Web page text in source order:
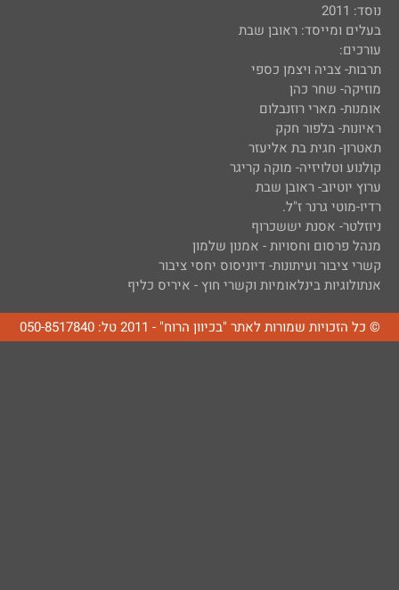
נוסד: 2011
בעלים ומייסד: ראובן שבת
עורכים:
תרבות- צביה ויצמן כספי
מוזיקה- שחר כהן
אומנות- מארי רוזנבלום
ראיונות- בלפור חקק
תאטרון- חגית בת אליעזר
קולנוע וטלויזיה- מוקה קריגר
ערוץ יוטיוב- ראובן שבת
רדיו-מוטי גרנר ז"ל.
ניוזלטר- אסנת יששכרוף
מנהל פרסום וחסויות - אמנון שלמון
קשרי ציבור ועיתונות- דיוניסוס יחסי ציבור
אנתולוגיות בינלאומיות וקשרי חוץ - איריס כליף
© כל הזכויות שמורות לאתר "בכיוון הרוח" - 2011 טל: 050-8517840